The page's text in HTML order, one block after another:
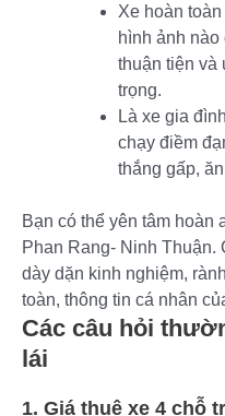
Xe hoàn
hình ảnh nào
thuận tiện và
trọng.
Là xe gia
chạy điềm
thắng gấp,
Bạn có thể yên tâm hoàn
Phan Rang- Ninh Thuận.
dày dặn kinh nghiệm,
toàn, thông tin cá nhân
Các câu hỏi
lái
1. Giá thuê xe 4 chỗ